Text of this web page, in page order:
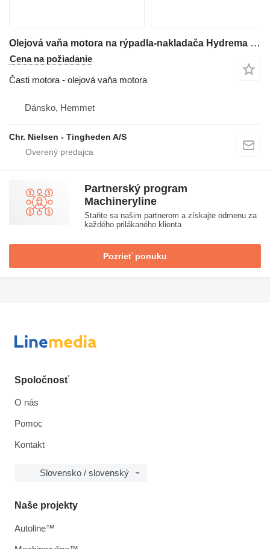
Olejová vaňa motora na rýpadla-nakladača Hydrema 805
Cena na požiadanie
Časti motora - olejová vaňa motora
Dánsko, Hemmet
Chr. Nielsen - Tingheden A/S
Partnerský program
Machineryline
Staňte sa našim partnerom a získajte odmenu za
každého prilákaného klienta
Pozrieť ponuku
Spoločnosť
O nás
Pomoc
Kontakt
Slovensko / slovenský
Naše projekty
Autoline™